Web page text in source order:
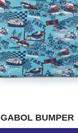
GABOL BUMPER